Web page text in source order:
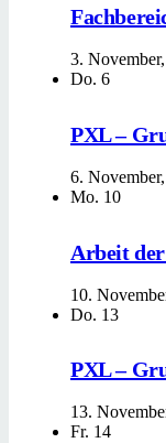
3.
Do. 6
PXL –
6.
Mo. 10
Arbeit
10.
Do. 13
PXL –
13.
Fr. 14